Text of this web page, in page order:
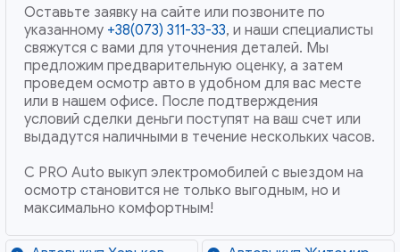
Оставьте заявку на сайте или позвоните по
указанному +38(073) 311-33-33, и наши специалисты
свяжутся с вами для уточнения деталей. Мы
предложим предварительную оценку, а затем
проведем осмотр авто в удобном для вас месте
или в нашем офисе. После подтверждения
условий сделки деньги поступят на ваш счет или
выдадутся наличными в течение нескольких часов.
С PRO Auto выкуп электромобилей с выездом на
осмотр становится не только выгодным, но и
максимально комфортным!